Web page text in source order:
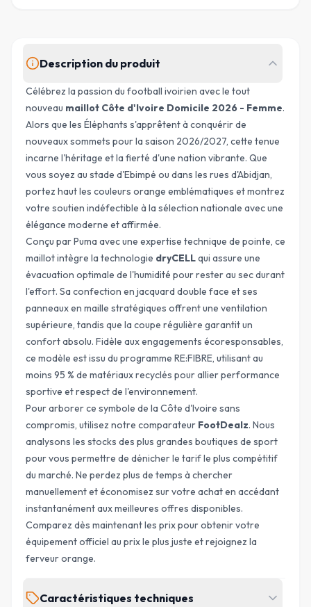
Description du produit
Célébrez la passion du football ivoirien avec le tout
nouveau maillot Côte d'Ivoire Domicile 2026 - Femme.
Alors que les Éléphants s'apprêtent à conquérir de
nouveaux sommets pour la saison 2026/2027, cette tenue
incarne l'héritage et la fierté d'une nation vibrante. Que
vous soyez au stade d'Ebimpé ou dans les rues d'Abidjan,
portez haut les couleurs orange emblématiques et montrez
votre soutien indéfectible à la sélection nationale avec une
élégance moderne et affirmée.
Conçu parPuma avec une expertise technique de pointe, ce
maillot intègre la technologie dryCELLqui assure une
évacuation optimale de l'humidité pour rester au sec durant
l'effort. Sa confection en jacquard double face et ses
panneaux en maille stratégiques offrent une ventilation
supérieure, tandis que la coupe régulière garantit un
confort absolu. Fidèle aux engagements écoresponsables,
ce modèle est issu du programme RE:FIBRE, utilisant au
moins 95 % de matériaux recyclés pour allier performance
sportive et respect de l'environnement.
Pour arborer ce symbole de la Côte d'Ivoire sans
compromis, utilisez notre comparateur FootDealz. Nous
analysons les stocks des plus grandes boutiques de sport
pour vous permettre de dénicher le tarif le plus compétitif
du marché. Ne perdez plus de temps à chercher
manuellement et économisez sur votre achat en accédant
instantanément aux meilleures offres disponibles.
Comparez dès maintenant les prix pour obtenir votre
équipement officiel au prix le plus juste et rejoignez la
ferveur orange.
Caractéristiques techniques